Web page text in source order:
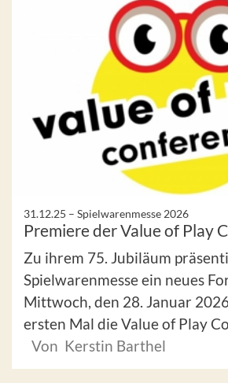
31.12.25 – Spielwarenmesse 2026
Premiere der Value of Play
Zu ihrem 75. Jubiläum
Spielwarenmesse ein neues
Mittwoch, den 28. Januar
ersten Mal die Value of Play
Von Kerstin Barthel